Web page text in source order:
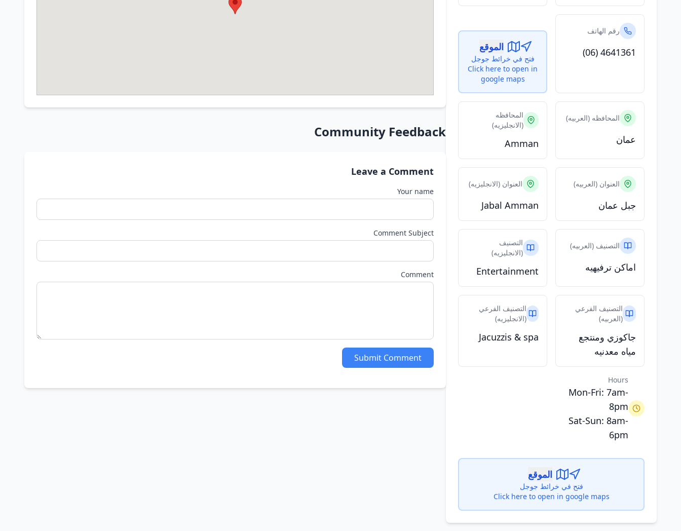
رقم الهاتف
(06) 4641361 الموقع
فتح في خرائط جوجل
Click here to open in
google maps
المحافظه (العربيه)
عمان
المحافظه
(الانجليزيه)
Amman
العنوان (العربيه)
جبل عمان
العنوان (الانجليزيه)
Jabal Amman
التصنيف (العربيه)
اماكن ترفيهيه
التصنيف
(الانجليزيه)
Entertainment
التصنيف الفرعي
(العربيه)
جاكوزي ومنتجع
مياه معدنيه
التصنيف الفرعي
(الانجليزيه)
Jacuzzis & spa
Hours
Mon-Fri: 7am-
8pm
Sat-Sun: 8am-
6pm
الموقع
فتح في خرائط جوجل
Click here to open in google maps
Community Feedback
Leave a Comment
Your name
Comment Subject
Comment
Submit Comment